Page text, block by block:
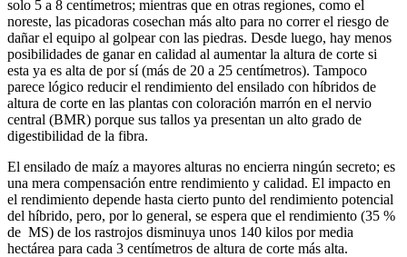
solo 5 a 8 centímetros; mientras que en otras regiones, como el
noreste, las picadoras cosechan más alto para no correr el riesgo de
dañar el equipo al golpear con las piedras. Desde luego, hay menos
posibilidades de ganar en calidad al aumentar la altura de corte si
esta ya es alta de por sí (más de 20 a 25 centímetros). Tampoco
parece lógico reducir el rendimiento del ensilado con híbridos de
altura de corte en las plantas con coloración marrón en el nervio
central (BMR) porque sus tallos ya presentan un alto grado de
digestibilidad de la fibra.
El ensilado de maíz a mayores alturas no encierra ningún secreto; es
una mera compensación entre rendimiento y calidad. El impacto en
el rendimiento depende hasta cierto punto del rendimiento potencial
del híbrido, pero, por lo general, se espera que el rendimiento (35 %
de MS) de los rastrojos disminuya unos 140 kilos por media
hectárea para cada 3 centímetros de altura de corte más alta.